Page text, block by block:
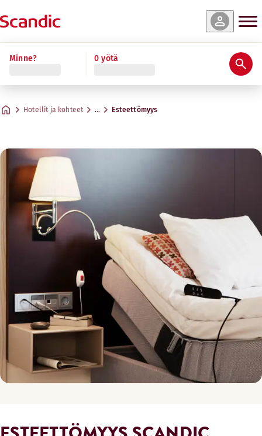
Minne? 0 yötä
Hotellit ja kohteet … Esteettömyys